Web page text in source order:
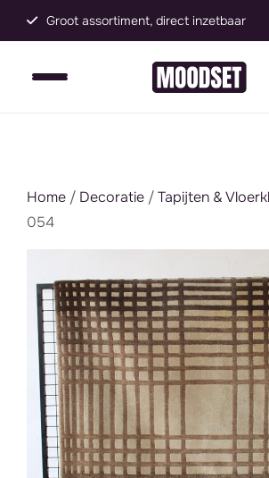
Groot assortiment, direct inzetbaar
Home / Decoratie /Tapijten &
054